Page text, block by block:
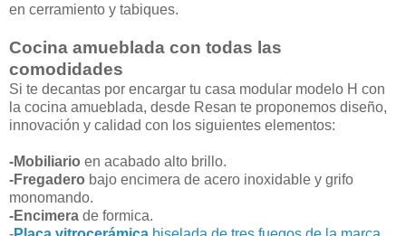
en cerramiento y tabiques.
Cocina amueblada con todas las
comodidades
Si te decantas por encargar tu casa modular modelo H con
la cocina amueblada, desde Resan te proponemos diseño,
innovación y calidad con los siguientes elementos:
-Mobiliario en acabado alto brillo.
-Fregadero bajo encimera de acero inoxidable y grifo
monomando.
-Encimera de formica.